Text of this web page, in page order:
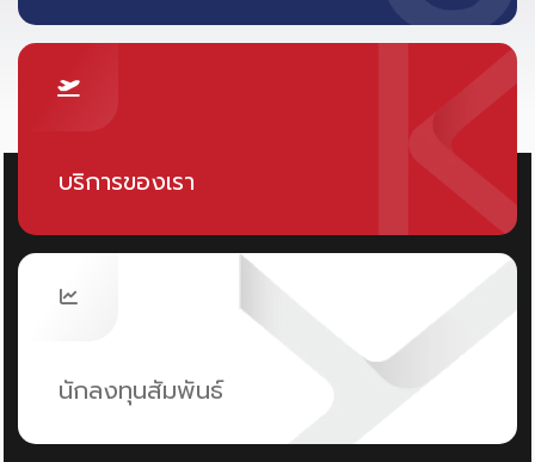
อย่างแท้จริง
สนามบินที่พร้อมก่อน จะได้เปรียบใน 3 มิติสำคัญ
บินใหม่
– รองรับข้อกำหนดระดับโลกได้ทัน
เวลา
Brand & Sustainability Positioning
ในบริบทนี้ เทคโนโลยีดิจิทัล เช่น ระบบบริหารจัดการสนามบิน
แบบ End-to-End, Data Platform, และ AI Analytics
จึงกลายเป็น “หัวใจ” ที่ช่วยให้การเปลี่ยนผ่านเกิดขึ้นได้จริง
บริการของเรา
นักลงทุนสัมพันธ์